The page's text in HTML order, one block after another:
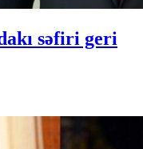
səfiri geri